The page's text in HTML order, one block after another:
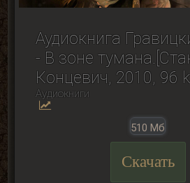
Аудиокнига
- В зоне
Концевич, 2010, 96
Аудиокниги
510 Мб
Скачать